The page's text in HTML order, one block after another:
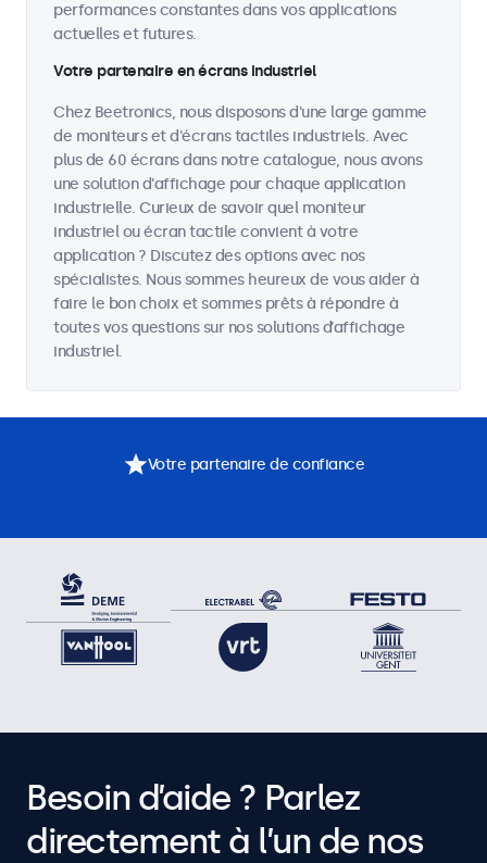
performances constantes dans vos applications
actuelles et futures.
Votre partenaire en écrans industriel
Chez Beetronics, nous disposons d'une large gamme
de moniteurs et d'écrans tactiles industriels. Avec
plus de 60 écrans dans notre catalogue, nous avons
une solution d'affichage pour chaque application
industrielle. Curieux de savoir quel moniteur
industriel ou écran tactile convient à votre
application ? Discutez des options avec nos
spécialistes. Nous sommes heureux de vous aider à
faire le bon choix et sommes prêts à répondre à
toutes vos questions sur nos solutions d’affichage
industriel.
Votre partenaire de confiance
Besoin d’aide ? Parlez
directement à l’un de nos